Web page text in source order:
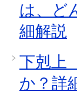
は、ど
細解説
下剋上
か？詳